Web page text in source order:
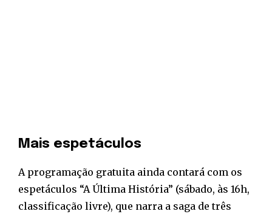
Mais espetáculos
A programação gratuita ainda contará com os
espetáculos “A Última História” (sábado, às 16h,
classificação livre), que narra a saga de três